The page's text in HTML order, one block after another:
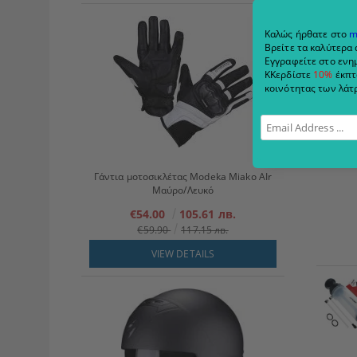
Γάντια μοτοσικλέτας Modeka Miako AIr
Μαύρο/Λευκό
€54.00 105.61 лв.
€59.90
117.15 лв.
VIEW DETAILS
Καλώς ήρθατε στο
Βρείτε τα καλύτερα
Εγγραφείτε στο
ΚΚερδίστε 10%
κοινότητας των